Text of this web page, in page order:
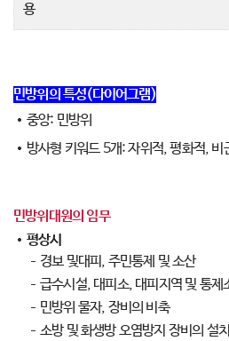
용
민방위의 특성(다이어그램)
중앙: 민방위
방사형 키워드 5개: 자위적, 평화적,
민방위대원의 임무
평상시
경보 및대피, 주민통제 및 소산
급수시설, 대피소, 대피지역 및 통제
민방위 물자, 장비의 비축
소방 및 화생방 오염방지 장비의 설